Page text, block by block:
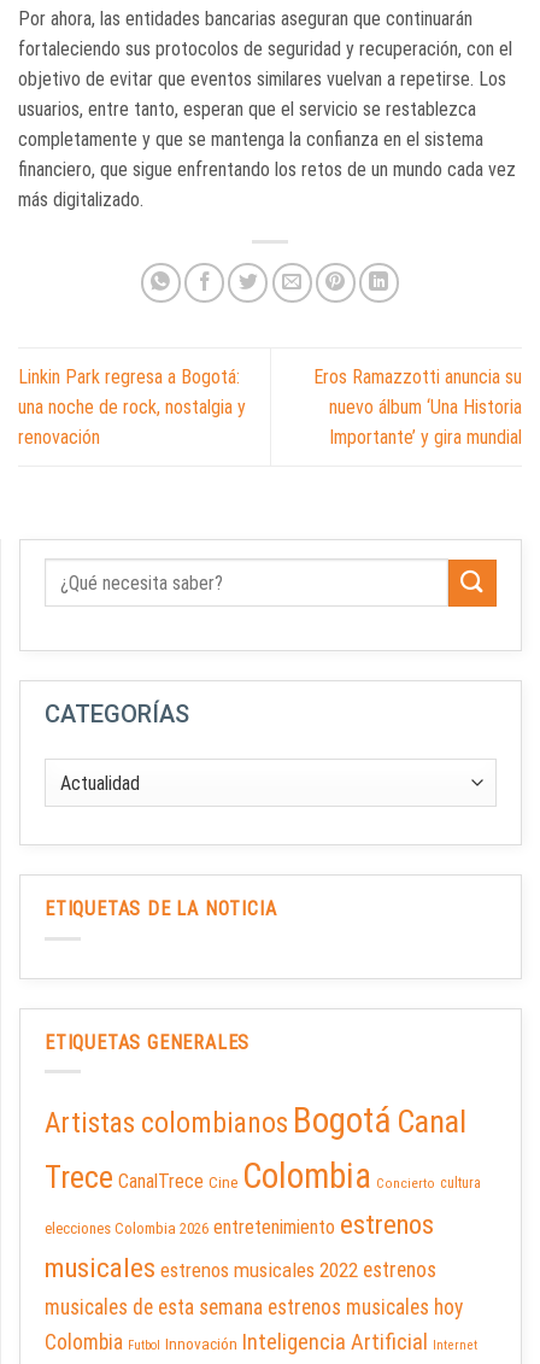
Por ahora, las entidades bancarias aseguran que continuarán
fortaleciendo sus protocolos de seguridad y recuperación, con el
objetivo de evitar que eventos similares vuelvan a repetirse. Los
usuarios, entre tanto, esperan que el servicio se restablezca
completamente y que se mantenga la confianza en el sistema
financiero, que sigue enfrentando los retos de un mundo cada vez
más digitalizado.
Linkin Park regresa a Bogotá:
una noche de rock, nostalgia y
renovación
Eros Ramazzotti anuncia su
nuevo álbum ‘Una Historia
Importante’ y gira mundial
CATEGORÍAS
ETIQUETAS DE LA NOTICIA
ETIQUETAS GENERALES
Artistas colombianos Bogotá Canal
Trece CanalTrece Cine Colombia Concierto cultura
elecciones Colombia 2026 entretenimiento estrenos
musicales estrenos musicales 2022 estrenos
musicales de esta semana estrenos musicales hoy
Colombia Futbol Innovación Inteligencia Artificial Internet